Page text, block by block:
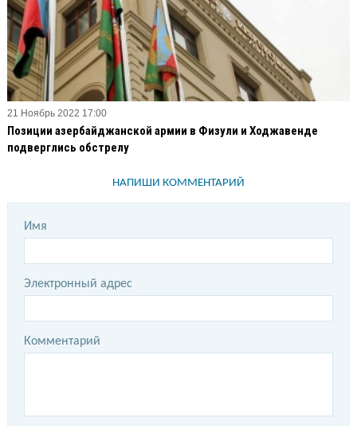
21 Ноябрь 2022 17:00
Позиции азербайджанской армии в Физули и Ходжавенде
подверглись обстрелу
НАПИШИ КОММЕНТАРИЙ
Имя
Электронный адрес
Комментарий